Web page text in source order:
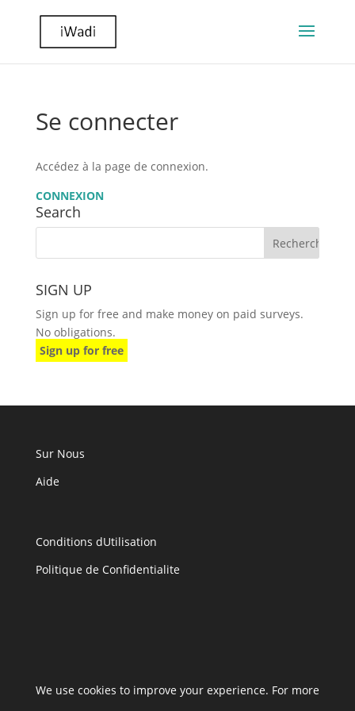
Se connecter
Accédez à la page de connexion.
CONNEXION
Search
SIGN UP
Sign up for free and make money on paid surveys.
No obligations.
Sign up for free
Sur Nous
Aide
Conditions dUtilisation
Politique de Confidentialite
We use cookies to improve your experience. For more